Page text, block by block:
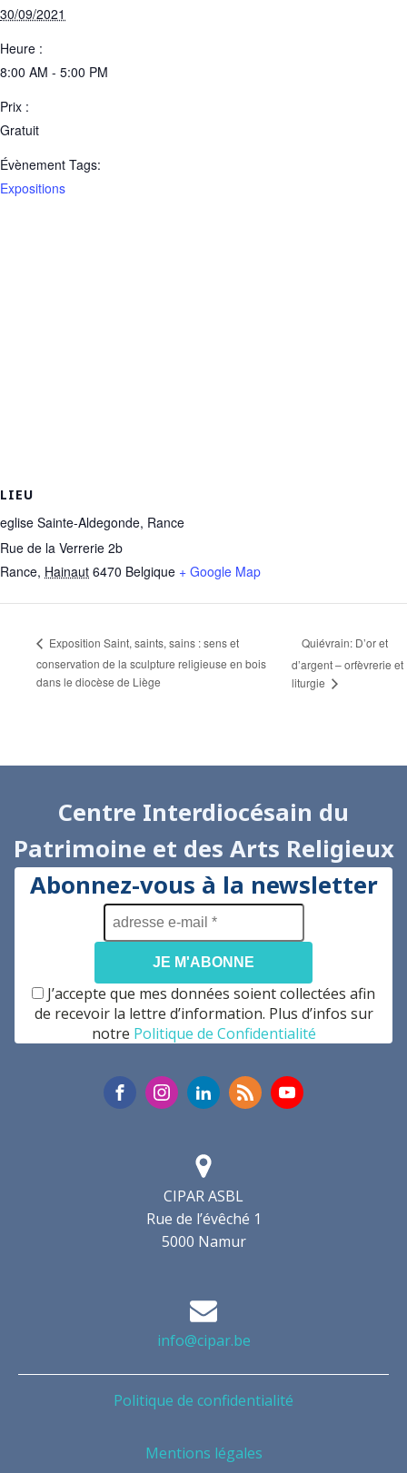
30/09/2021
Heure :
8:00 AM - 5:00 PM
Prix :
Gratuit
Évènement Tags:
Expositions
LIEU
eglise Sainte-Aldegonde, Rance
Rue de la Verrerie 2b
Rance, Hainaut 6470 Belgique + Google Map
Exposition Saint, saints, sains : sens et
conservation de la sculpture religieuse en bois
dans le diocèse de Liège
Quiévrain: D’or et
d’argent – orfèvrerie et
liturgie
Centre Interdiocésain du
Patrimoine et des Arts Religieux
CIPAR ASBL
Rue de l’évêché 1
5000 Namur
info@cipar.be
Politique de confidentialité
Mentions légales
Abonnez-vous à la newsletter
adresse
e-
mail
*
J’accepte que mes données soient collectées afin
de recevoir la lettre d’information. Plus d’infos sur
notre Politique de Confidentialité